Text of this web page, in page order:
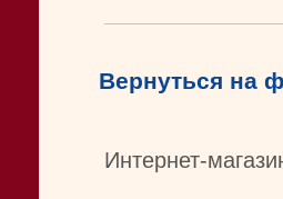
Вернуться на
Интернет-